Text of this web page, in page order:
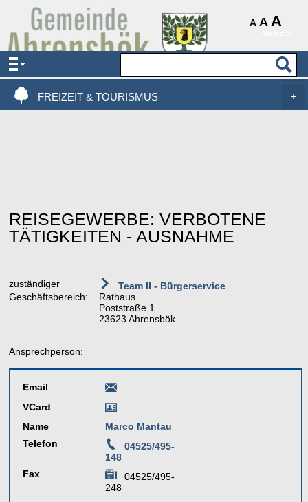
A A A
AKTUELLES & SERVICE
VERWALTUNG & POLITIK
FREIZEIT & TOURISMUS
REISEGEWERBE: VERBOTENE
TÄTIGKEITEN - AUSNAHME
zuständiger
Geschäftsbereich:
Team II - Bürgerservice
Rathaus
Poststraße 1
23623 Ahrensbök
Ansprechperson:
Email
VCard
Name
Marco Mantau
Telefon
04525/495-
148
Fax
04525/495-
248